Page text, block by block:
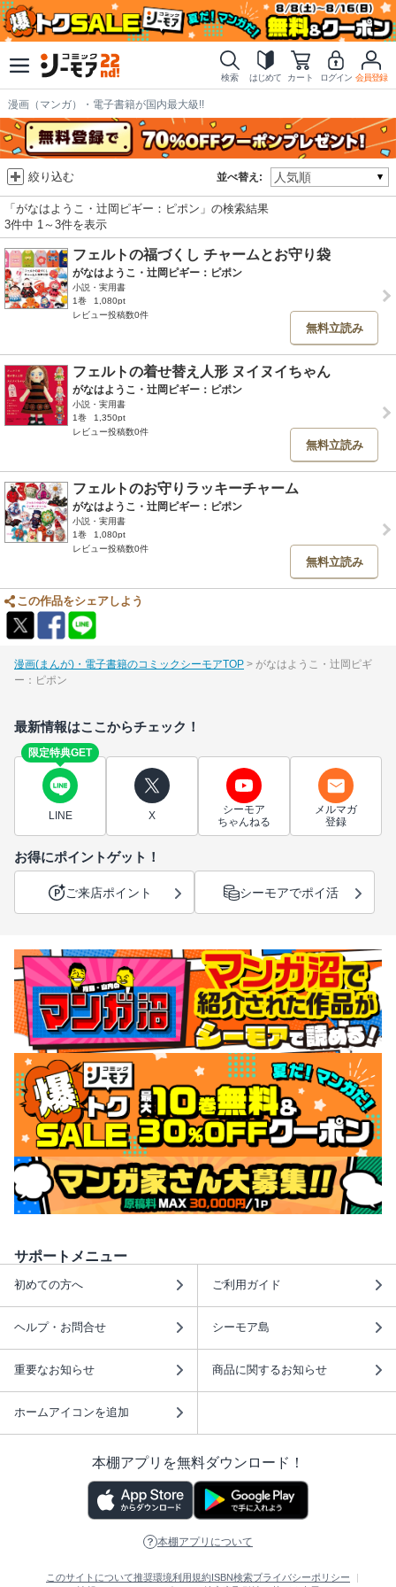
検索 はじめて カート ログイン 会員登録
漫画（マンガ）・電子書籍が国内最大級!!
並べ替え:
絞り込む
「がなはようこ・辻岡ピギー：ピポン」の検索結果
3件中 1～3件を表示
フェルトの福づくし チャームとお守り袋
がなはようこ・辻岡ピギー：ピポン
小説・実用書
1巻
1,080pt
レビュー投稿数0件
無料立読み
フェルトの着せ替え人形 ヌイヌイちゃん
がなはようこ・辻岡ピギー：ピポン
小説・実用書
1巻
1,350pt
レビュー投稿数0件
無料立読み
フェルトのお守りラッキーチャーム
がなはようこ・辻岡ピギー：ピポン
小説・実用書
1巻
1,080pt
レビュー投稿数0件
無料立読み
この作品をシェアしよう
漫画(まんが)・電子書籍のコミックシーモアTOP
がなはようこ・辻岡ピギ
ー：ピポン
最新情報はここからチェック！
限定特典GET
LINE X
シーモア
ちゃんねる
メルマガ
登録
お得にポイントゲット！
ご来店ポイント シーモアでポイ活
サポートメニュー
初めての方へ ご利用ガイド
ヘルプ・お問合せ シーモア島
重要なお知らせ 商品に関するお知らせ
ホームアイコンを追加
本棚アプリを無料ダウンロード！
本棚アプリについて
このサイトについて推奨環境利用規約 ISBN検索プライバシーポリシー